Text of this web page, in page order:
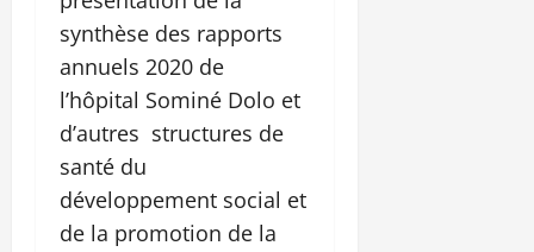
synthèse des rapports
annuels 2020 de
l’hôpital Sominé Dolo et
d’autres structures de
santé du
développement social et
de la promotion de la